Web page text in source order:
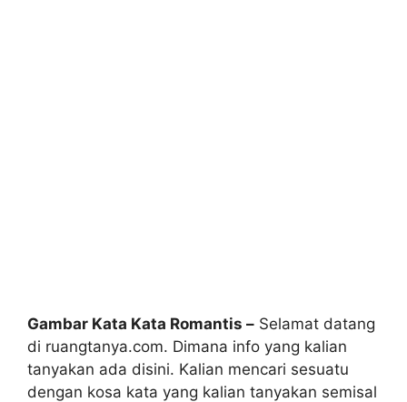
Gambar Kata Kata Romantis – Selamat datang
di ruangtanya.com. Dimana info yang kalian
tanyakan ada disini. Kalian mencari sesuatu
dengan kosa kata yang kalian tanyakan semisal